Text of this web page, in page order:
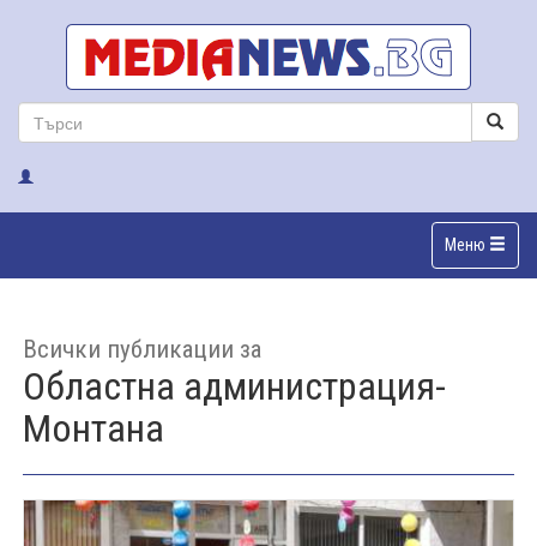
Меню
Всички публикации за
Областна администрация-
Монтана